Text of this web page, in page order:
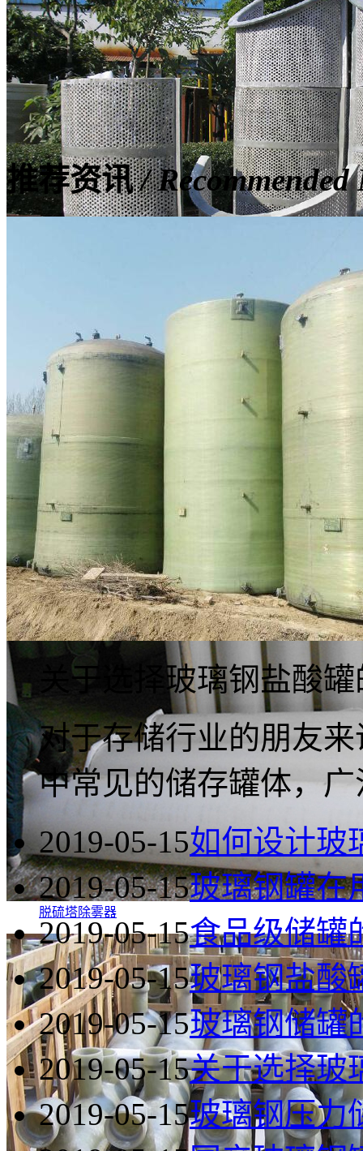
脱硫塔玻璃钢滤网
脱硫塔除雾器
推荐资讯/ Recommended
关于选择玻璃钢盐酸
对于存储行业的朋友
中常见的储存罐体，广
2019-05-15如何设计玻
2019-05-15玻璃钢罐在
2019-05-15食品级储罐
2019-05-15玻璃钢盐酸
2019-05-15玻璃钢储罐
2019-05-15关于选择玻
2019-05-15玻璃钢压力